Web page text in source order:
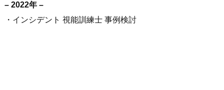
– 2022年 –
・インシデント 視能訓練士 事例検討